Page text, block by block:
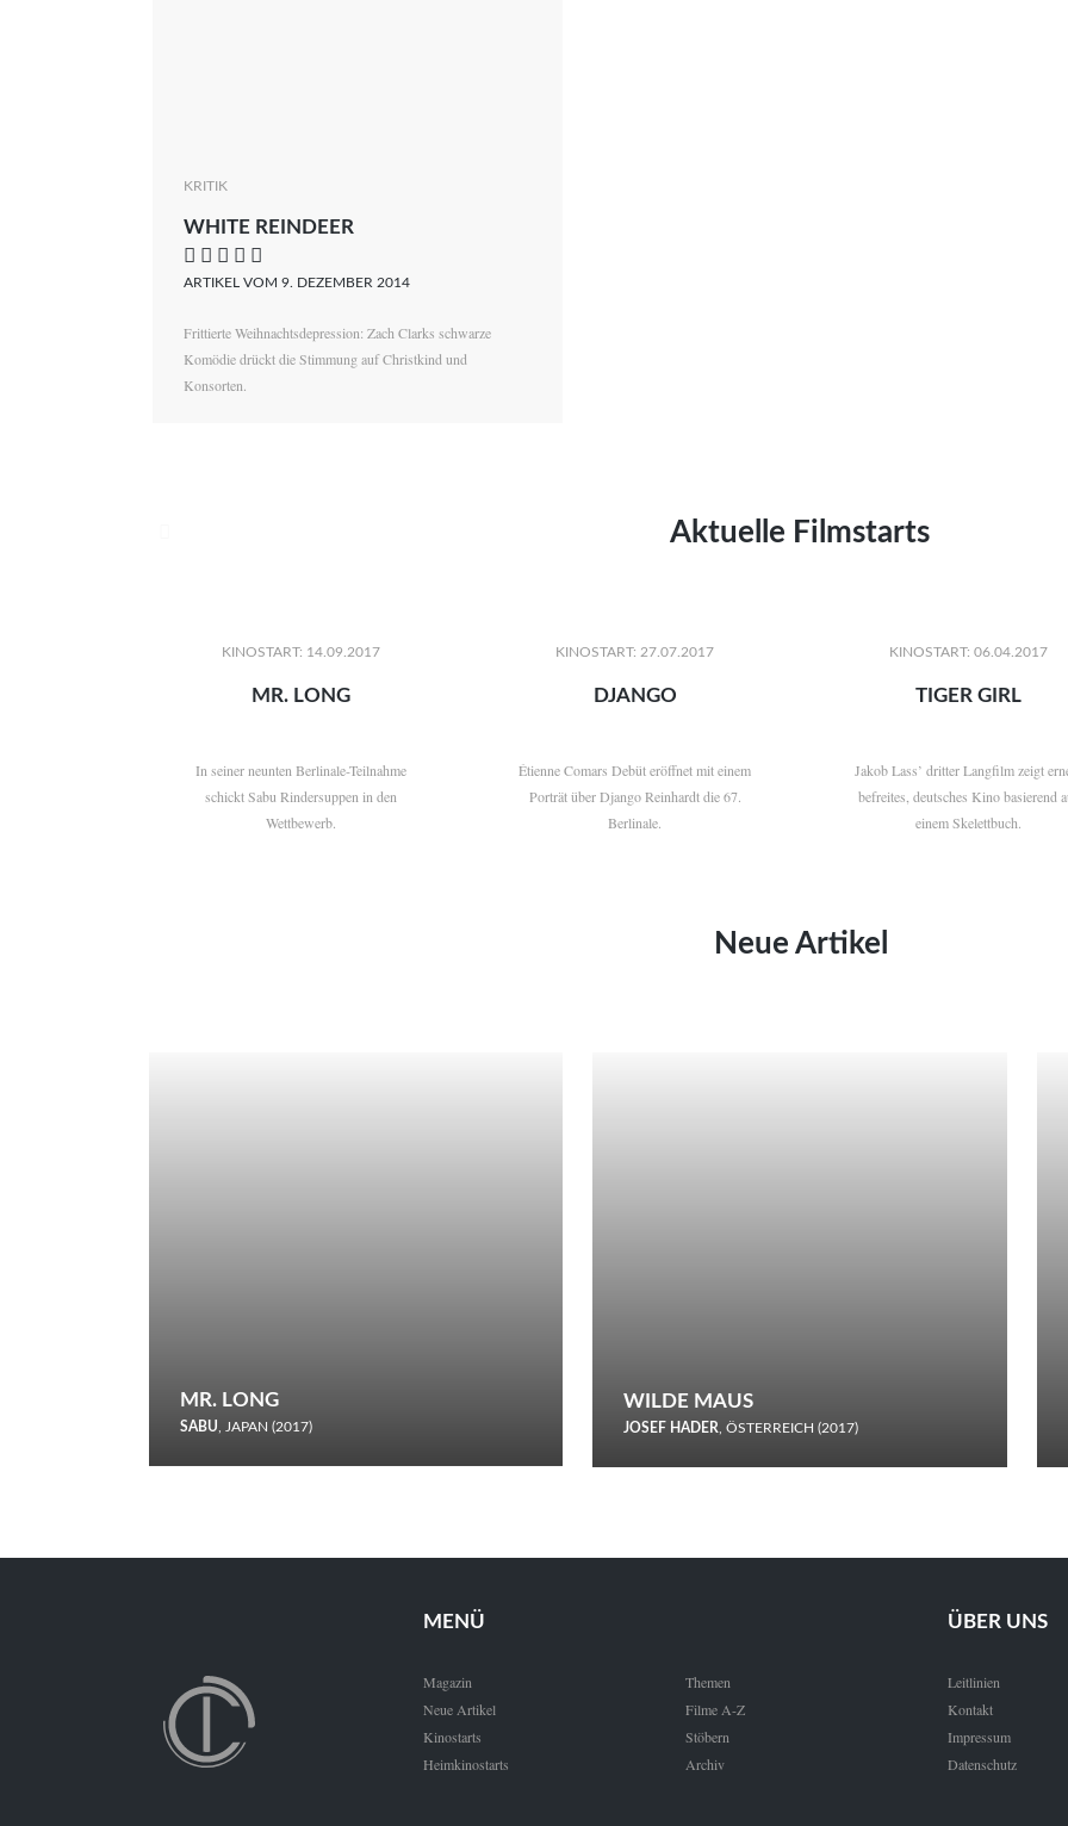
KRITIK
WHITE REINDEER
    
ARTIKEL VOM 9. DEZEMBER 2014
Frittierte Weihnachtsdepression: Zach Clarks schwarze
Komödie drückt die Stimmung auf Christkind und
Konsorten.
Aktuelle Filmstarts
KINOSTART: 14.09.2017
MR. LONG
In seiner neunten Berlinale-Teilnahme
schickt Sabu Rindersuppen in den
Wettbewerb.
KINOSTART: 27.07.2017
DJANGO
Étienne Comars Debüt eröffnet mit einem
Porträt über Django Reinhardt die 67.
Berlinale.
KINOSTART: 06.04.2017
TIGER GIRL
Jakob Lass’ dritter Langfilm zeigt
befreites, deutsches Kino basierend
einem Skelettbuch.
Neue Artikel
MR. LONG
SABU, JAPAN (2017)
den Wettbewerb.
WILDE MAUS
JOSEF HADER, ÖSTERREICH (2017)
Schnee.
MENÜ
Magazin
Neue Artikel
Kinostarts
Heimkinostarts
Themen
Filme A-Z
Stöbern
Archiv
ÜBER UNS
Leitlinien
Kontakt
Impressum
Datenschutz